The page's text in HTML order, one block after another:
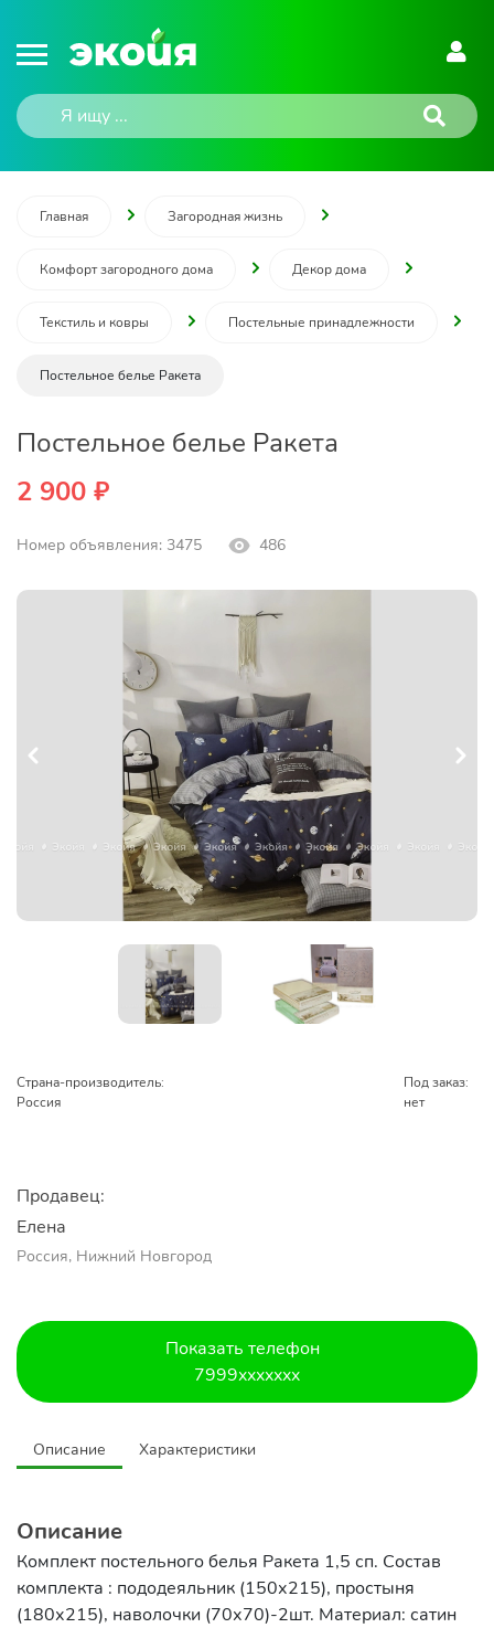
Главная Загородная жизнь
Комфорт загородного дома Декор дома
Текстиль и ковры Постельные принадлежности
Постельное белье Ракета
Постельное белье Ракета
2 900 ₽
Номер объявления: 3475 486
Страна-производитель:
Россия
Под заказ:
нет
Продавец:
Елена
Россия, Нижний Новгород
Показать телефон
7999xxxxxxx
Описание Характеристики
Описание
Комплект постельного белья Ракета 1,5 сп. Состав
комплекта : пододеяльник (150х215), простыня
(180х215), наволочки (70х70)-2шт. Материал: сатин